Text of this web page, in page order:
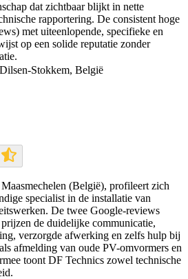
dat zichtbaar blijkt in nette
rapportering. De consistent hoge
met uiteenlopende, specifieke en
op een solide reputatie zonder
Stokkem, België
(België), profileert zich
specialist in de installatie van
De twee Google-reviews
de duidelijke communicatie,
verzorgde afwerking en zelfs hulp bij
afmelding van oude PV-omvormers en
toont DF Technics zowel technische